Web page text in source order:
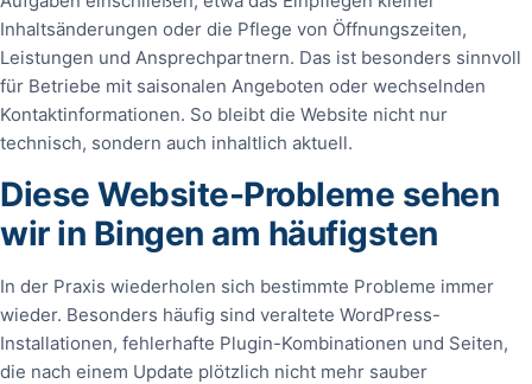
Inhaltsänderungen oder die Pflege von Öffnungszeiten,
Leistungen und Ansprechpartnern. Das ist besonders sinnvoll
für Betriebe mit saisonalen Angeboten oder wechselnden
Kontaktinformationen. So bleibt die Website nicht nur
technisch, sondern auch inhaltlich aktuell.
Diese Website-Probleme sehen
wir in Bingen am häufigsten
In der Praxis wiederholen sich bestimmte Probleme immer
wieder. Besonders häufig sind veraltete WordPress-
Installationen, fehlerhafte Plugin-Kombinationen und Seiten,
die nach einem Update plötzlich nicht mehr sauber